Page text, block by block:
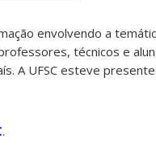
envolvendo a
técnicos e
A UFSC esteve
.